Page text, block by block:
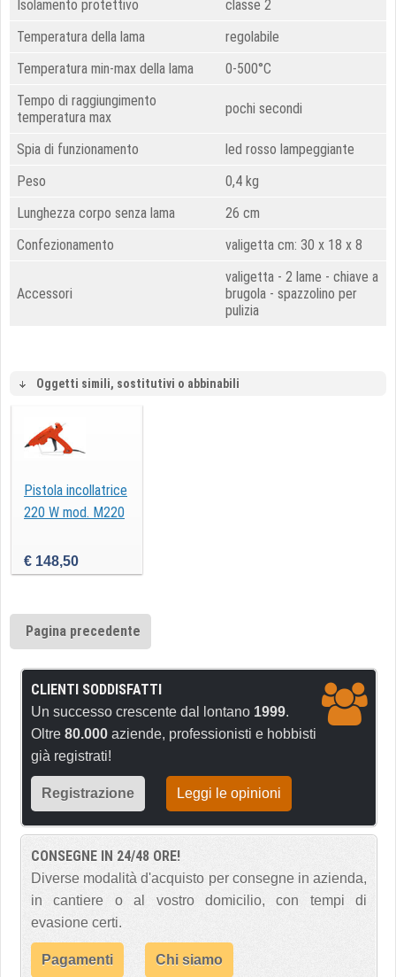
Isolamento protettivo
classe 2
Temperatura della lama
regolabile
Temperatura min-max della lama
0-500°C
Tempo di raggiungimento
temperatura max
pochi secondi
Spia di funzionamento
led rosso lampeggiante
Peso
0,4 kg
Lunghezza corpo senza lama
26 cm
Confezionamento
valigetta cm: 30 x 18 x 8
Accessori
valigetta - 2 lame - chiave a
brugola - spazzolino per
pulizia
Oggetti simili, sostitutivi o abbinabili
Pistola incollatrice
220 W mod. M220
€ 148,50
Pagina precedente
CLIENTI SODDISFATTI
Un successo crescente dal lontano 1999.
Oltre 80.000 aziende, professionisti e hobbisti
già registrati!
Registrazione Leggi le opinioni
CONSEGNE IN 24/48 ORE!
Diverse modalità d'acquisto per consegne in azienda,
in cantiere o al vostro domicilio, con tempi di
evasione certi.
Pagamenti Chi siamo